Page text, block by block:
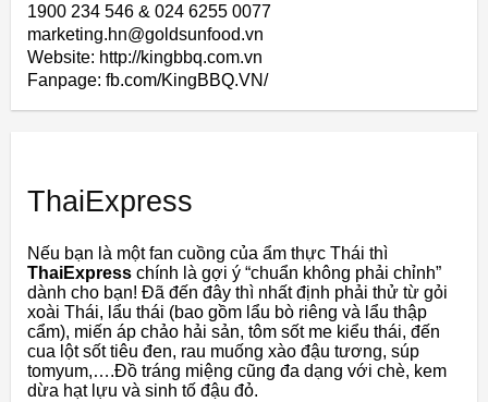
1900 234 546 & 024 6255 0077
marketing.hn@goldsunfood.vn
Website: http://kingbbq.com.vn
Fanpage: fb.com/KingBBQ.VN/
ThaiExpress
Nếu bạn là một fan cuồng của ẩm thực Thái thì
ThaiExpress chính là gợi ý “chuẩn không phải chỉnh”
dành cho bạn! Đã đến đây thì nhất định phải thử từ gỏi
xoài Thái, lẩu thái (bao gồm lẩu bò riêng và lẩu thập
cẩm), miến áp chảo hải sản, tôm sốt me kiểu thái, đến
cua lột sốt tiêu đen, rau muống xào đậu tương, súp
tomyum,….Đồ tráng miệng cũng đa dạng với chè, kem
dừa hạt lựu và sinh tố đậu đỏ.